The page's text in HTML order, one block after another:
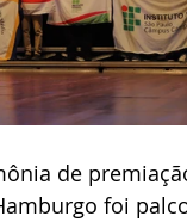
de
foi